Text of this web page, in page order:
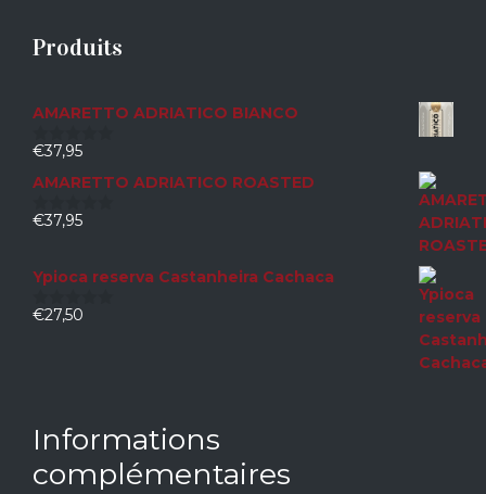
Produits
AMARETTO ADRIATICO BIANCO
0
5
€37,95
AMARETTO ADRIATICO ROASTED
0
€37,95
Ypioca reserva Castanheira Cachaca
0
€27,50
Informations
complémentaires